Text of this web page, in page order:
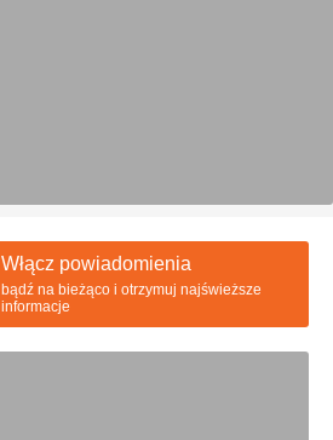
Włącz powiadomienia
bądź na bieżąco i otrzymuj najświeższe
informacje